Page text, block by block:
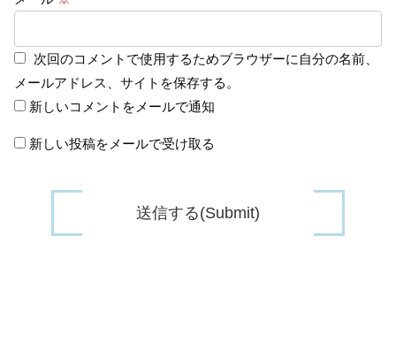
次回のコメントで使用するためブラウザーに自分の名前、
メールアドレス、サイトを保存する。
新しいコメントをメールで通知
新しい投稿をメールで受け取る